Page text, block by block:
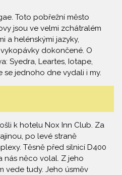
Toto pobřežní město
jsou ve velmi zchátralém
a helénskými jazyky,
dokončené. O
Syedra, Leartes, Iotape,
se jednoho dne vydali i my.
k hotelu Nox Inn Club. Za
po levé straně
Těsně před silnicí D400
nás něco volal. Z jeho
vede tudy. Jeho úsměv